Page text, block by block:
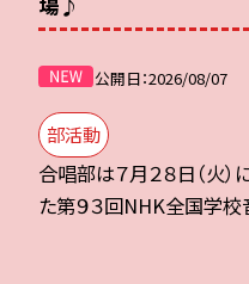
公開日 2026/08/07
部活動
合唱部は７月２８日（火
た第９３回NHK全国学校